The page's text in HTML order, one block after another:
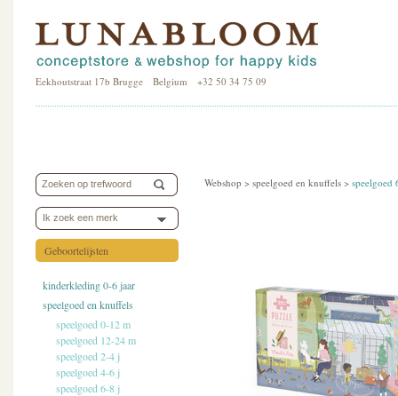
Eekhoutstraat 17b Brugge Belgium +32 50 34 75 09
Ik zoek een merk
Geboortelijsten
kinderkleding 0-6 jaar
speelgoed en knuffels
speelgoed 0-12 m
speelgoed 12-24 m
speelgoed 2-4 j
speelgoed 4-6 j
speelgoed 6-8 j
Webshop > speelgoed en knuffels > speelgoed